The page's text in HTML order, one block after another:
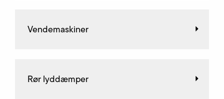
Vendemaskiner
Rør lyddæmper